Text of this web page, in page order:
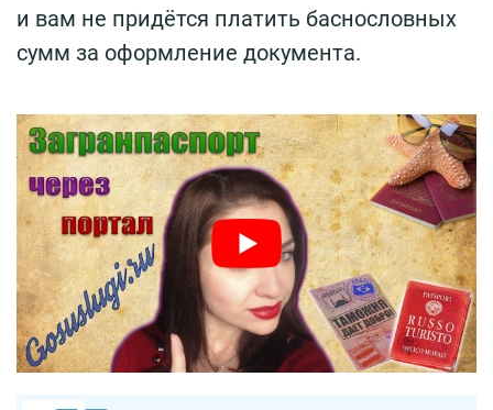
и вам не придётся платить баснословных
сумм за оформление документа.